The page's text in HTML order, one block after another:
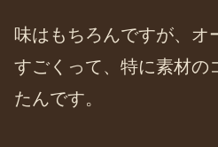
味はもちろんですが、オ
すごくって、特に素材の
たんです。